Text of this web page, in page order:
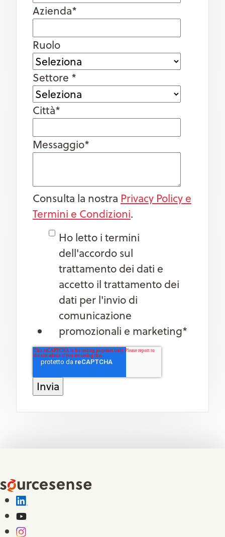
Azienda*
Ruolo
Settore *
Città*
Messaggio*
Consulta la nostra Privacy Policy e
Termini e Condizioni.
Ho letto i termini
dell'accordo sul
trattamento dei dati e
accetto il trattamento dei
dati per l'invio di
comunicazione
promozionali e marketing*